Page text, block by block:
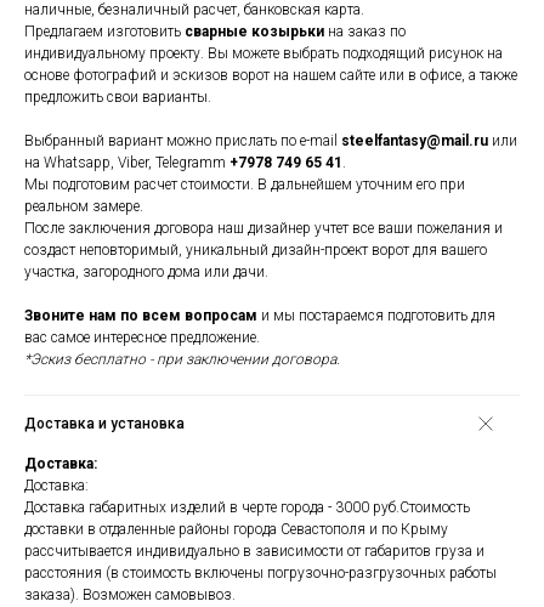
наличные, безналичный расчет, банковская карта.
Предлагаем изготовить сварные козырьки на заказ по
индивидуальному проекту. Вы можете выбрать подходящий рисунок на
основе фотографий и эскизов ворот на нашем сайте или в офисе, а также
предложить свои варианты.
Выбранный вариант можно прислать по e-mail steelfantasy@mail.ru или
на Whatsapp, Viber, Telegramm +7978 749 65 41 .
Мы подготовим расчет стоимости. В дальнейшем уточним его при
реальном замере.
После заключения договора наш дизайнер учтет все ваши пожелания и
создаст неповторимый, уникальный дизайн-проект ворот для вашего
участка, загородного дома или дачи.
Звоните нам по всем вопросам и мы постараемся подготовить для
вас самое интересное предложение.
*Эскиз бесплатно - при заключении договора.
Доставка и установка
Доставка:
Доставка:
Доставка габаритных изделий в черте города - 3000 руб.Стоимость
доставки в отдаленные районы города Севастополя и по Крыму
рассчитывается индивидуально в зависимости от габаритов груза и
расстояния (в стоимость включены погрузочно-разгрузочных работы
заказа). Возможен самовывоз.